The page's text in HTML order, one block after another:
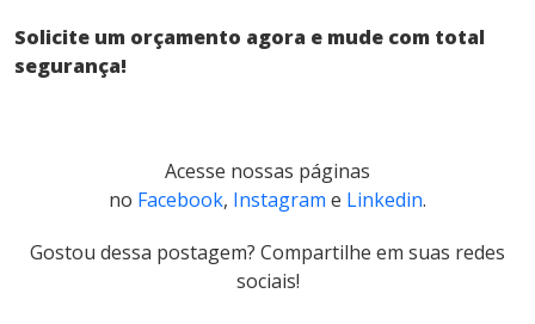
Solicite um orçamento agora e mude com total
segurança!
Acesse nossas páginas
no Facebook, Instagram e Linkedin.
Gostou dessa postagem? Compartilhe em suas redes
sociais!